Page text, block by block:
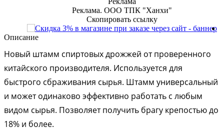
Описание
Новый штамм спиртовых дрожжей от проверенного
китайского производителя. Используется для
быстрого сбраживания сырья. Штамм универсальный
и может одинаково эффективно работать с любым
видом сырья. Позволяет получить брагу крепостью до
18% и более.